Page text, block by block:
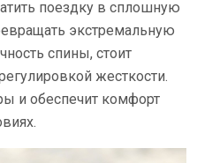
поездку в сплошную
экстремальную
спины, стоит
жесткости.
и обеспечит комфорт